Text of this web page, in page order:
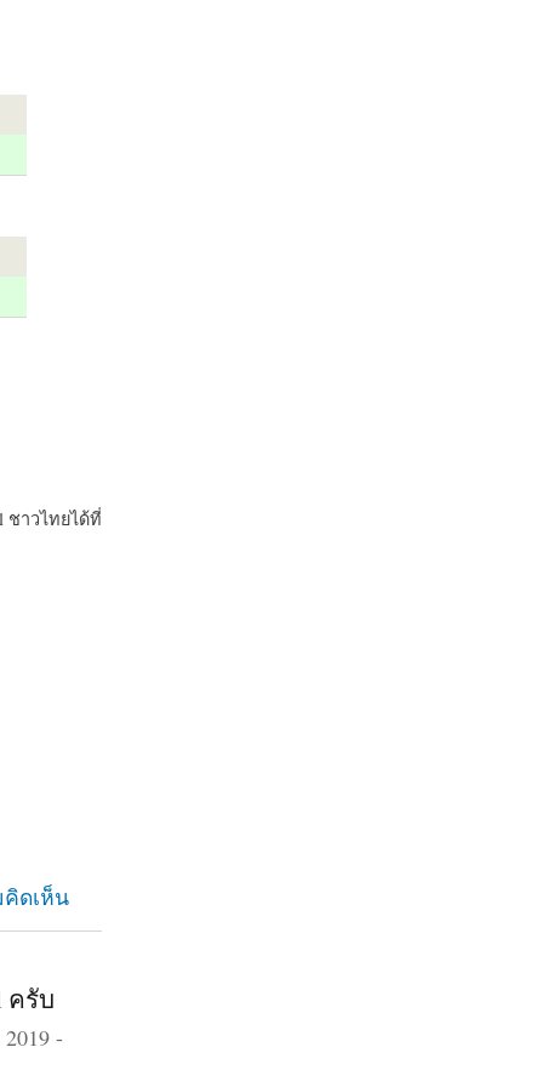
ชาวไทยได้ที่
ดเห็น
ครับ
-